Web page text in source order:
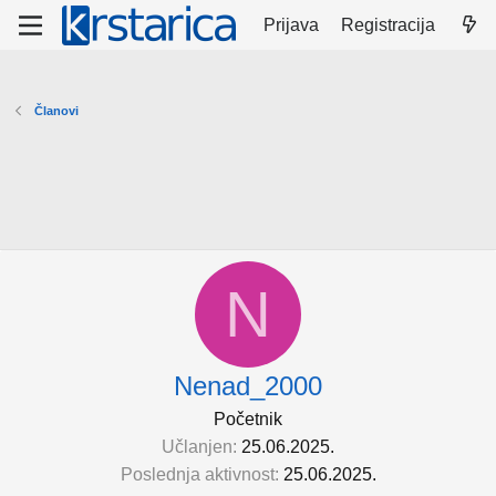
Prijava Registracija
Članovi
N
Nenad_2000
Početnik
Učlanjen 25.06.2025.
Poslednja aktivnost 25.06.2025.